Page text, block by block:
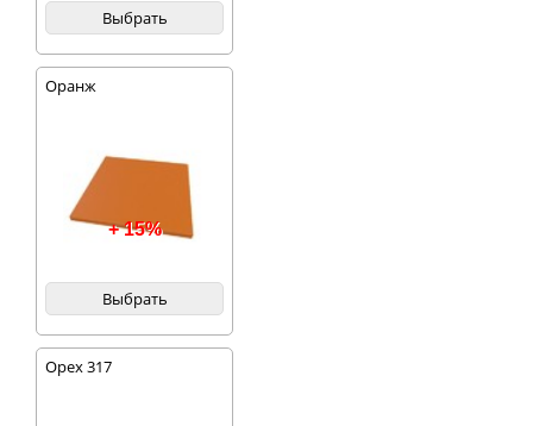
Выбрать
Оранж
+ 15%
Выбрать
Орех 317